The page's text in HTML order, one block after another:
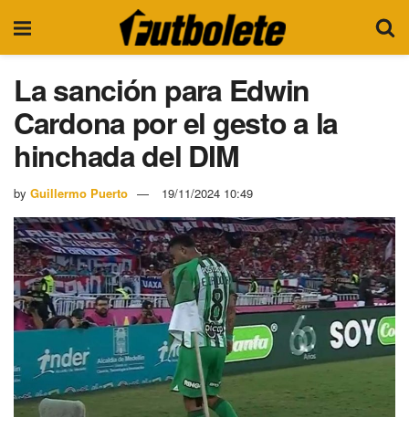
La sanción para Edwin
Cardona por el gesto a la
hinchada del DIM
by Guillermo Puerto 19/11/2024 10:49